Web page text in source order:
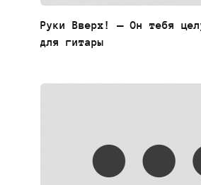
Руки Вверх! — Он тебя
для гитары